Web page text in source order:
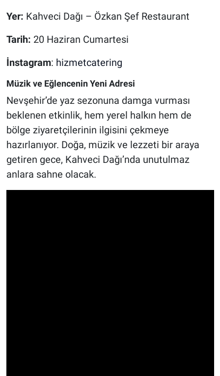
Yer: Kahveci Dağı – Özkan Şef Restaurant
Tarih: 20 Haziran Cumartesi
İnstagram: hizmetcatering
Müzik ve Eğlencenin Yeni Adresi
Nevşehir’de yaz sezonuna damga vurması
beklenen etkinlik, hem yerel halkın hem de
bölge ziyaretçilerinin ilgisini çekmeye
hazırlanıyor. Doğa, müzik ve lezzeti bir araya
getiren gece, Kahveci Dağı’nda unutulmaz
anlara sahne olacak.